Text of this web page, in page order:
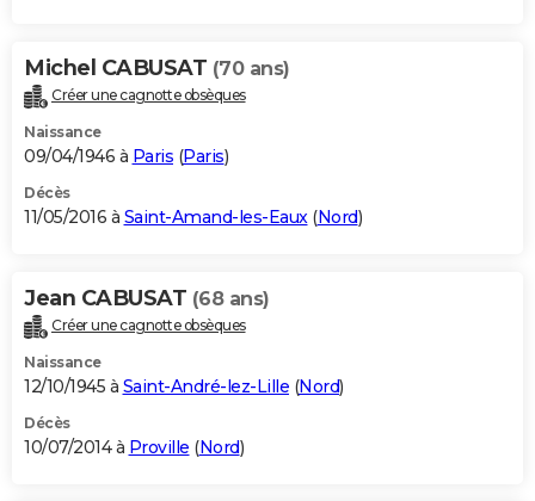
Michel CABUSAT (70 ans)
Créer une cagnotte obsèques
Naissance
09/04/1946 à Paris (Paris)
Décès
11/05/2016 à Saint-Amand-les-Eaux(Nord)
Jean CABUSAT (68 ans)
Créer une cagnotte obsèques
Naissance
12/10/1945 à Saint-André-lez-Lille (Nord)
Décès
10/07/2014 à Proville (Nord)